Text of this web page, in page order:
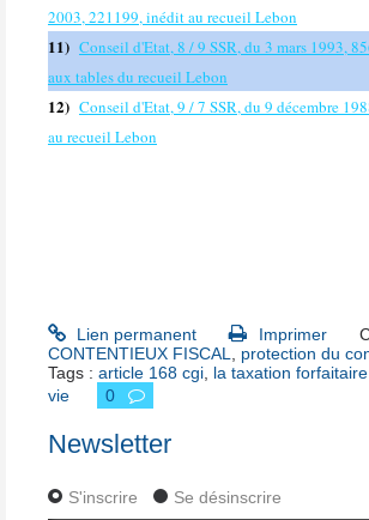
2003, 221199, inédit au recueil Lebon
11) Conseil d'Etat, 8 / 9 SSR, du 3 mars 1993,
aux tables du recueil Lebon
12) Conseil d'Etat, 9 / 7 SSR, du 9 décembre
au recueil Lebon
Lien permanent Imprimer
CONTENTIEUX FISCAL, protection du
Tags : article 168 cgi, la taxation
vie
0
Newsletter
S'inscrire Se désinscrire